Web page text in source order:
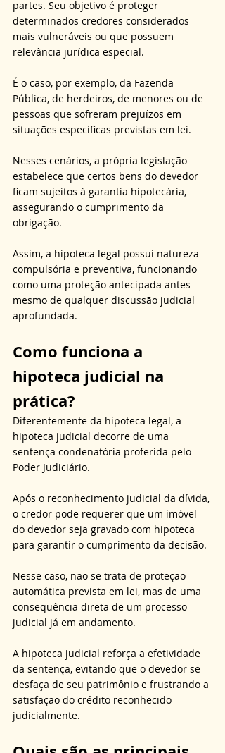
partes. Seu objetivo é proteger
determinados credores considerados
mais vulneráveis ou que possuem
relevância jurídica especial.
É o caso, por exemplo, da Fazenda
Pública, de herdeiros, de menores ou de
pessoas que sofreram prejuízos em
situações específicas previstas em lei.
Nesses cenários, a própria legislação
estabelece que certos bens do devedor
ficam sujeitos à garantia hipotecária,
assegurando o cumprimento da
obrigação.
Assim, a hipoteca legal possui natureza
compulsória e preventiva, funcionando
como uma proteção antecipada antes
mesmo de qualquer discussão judicial
aprofundada.
Como funciona a
hipoteca judicial na
prática?
Diferentemente da hipoteca legal, a
hipoteca judicial decorre de uma
sentença condenatória proferida pelo
Poder Judiciário.
Após o reconhecimento judicial da dívida,
o credor pode requerer que um imóvel
do devedor seja gravado com hipoteca
para garantir o cumprimento da decisão.
Nesse caso, não se trata de proteção
automática prevista em lei, mas de uma
consequência direta de um processo
judicial já em andamento.
A hipoteca judicial reforça a efetividade
da sentença, evitando que o devedor se
desfaça de seu patrimônio e frustrando a
satisfação do crédito reconhecido
judicialmente.